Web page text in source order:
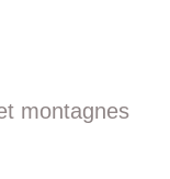
montagnes